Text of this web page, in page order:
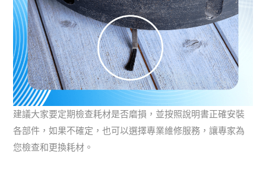
建議大家要定期檢查耗材是否磨損，並按照說明書正確安裝
各部件，如果不確定，也可以選擇專業維修服務，讓專家為
您檢查和更換耗材。